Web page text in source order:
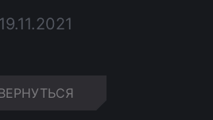
19.11.2021